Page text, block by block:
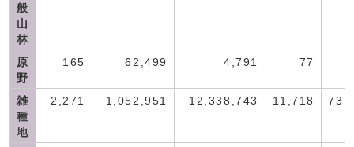
般
山
林
原
野
165 62,499 4,791 77
雑
種
地
2,271 1,052,951 12,338,743 11,718